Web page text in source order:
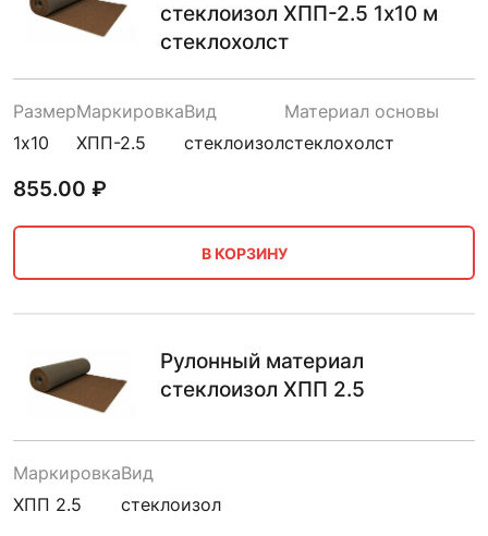
стеклоизол ХПП-2.5 1х10 м
стеклохолст
Размер
1х10
Маркировка
ХПП-2.5
Вид
стеклоизол
Материал основы
стеклохолст
855.00 ₽
В КОРЗИНУ
Рулонный материал
стеклоизол ХПП 2.5
Маркировка
ХПП 2.5
Вид
стеклоизол